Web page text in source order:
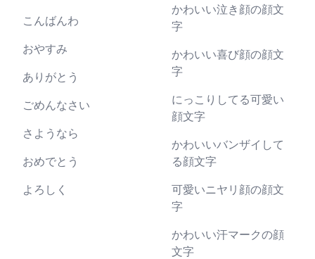
こんばんわ
おやすみ
ありがとう
ごめんなさい
さようなら
おめでとう
よろしく
かわいい泣き顔の顔文
字
かわいい喜び顔の顔文
字
にっこりしてる可愛い
顔文字
かわいいバンザイして
る顔文字
可愛いニヤリ顔の顔文
字
かわいい汗マークの顔
文字